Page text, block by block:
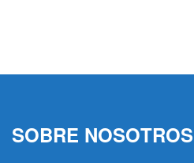
SOBRE NOSOTROS